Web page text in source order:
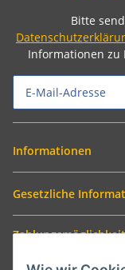
Bitte
Informationen zu
Informationen
Gesetzliche